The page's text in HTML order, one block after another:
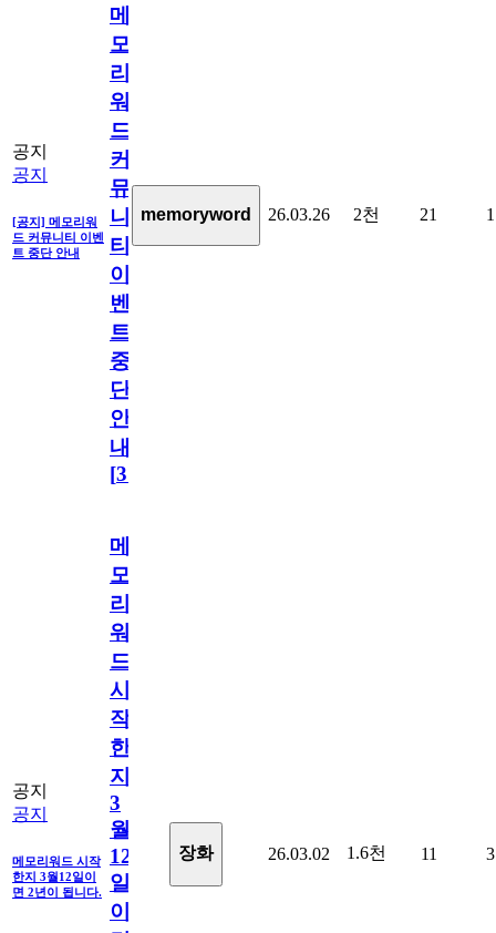
공지
공지
[공지] 메모리워
드 커뮤니티 이벤
트 중단 안내
메
모
리
워
드
커
뮤
니
티
이
벤
트
중
단
안
내
[31
memoryword 26.03.26 2천 21 1
공지
공지
메모리워드 시작
한지 3월12일이
면 2년이 됩니다.
메
모
리
워
드
시
작
한
지
3
월
12
일
이
장화 26.03.02 1.6천 11 3